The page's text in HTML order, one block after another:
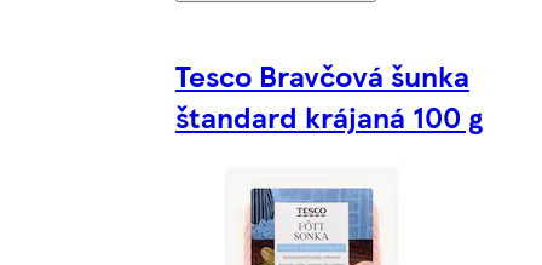
Tesco Bravčová šunka
štandard krájaná 100 g